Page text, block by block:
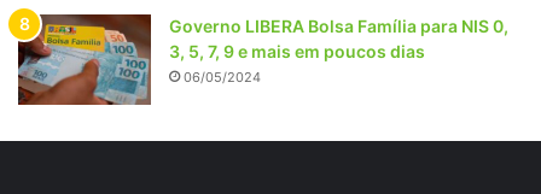
Governo LIBERA Bolsa Família para NIS 0,
3, 5, 7, 9 e mais em poucos dias
06/05/2024